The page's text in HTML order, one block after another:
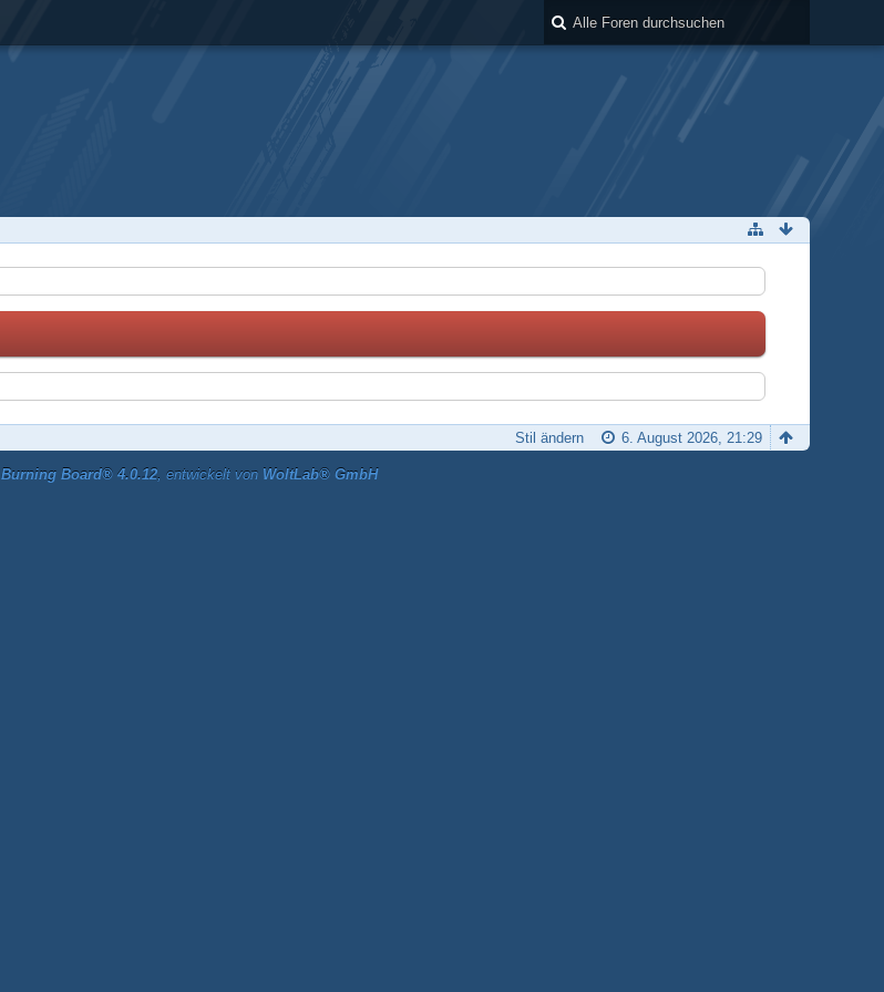
6. August 2026, 21:29
Stil ändern
Burning Board® 4.0.12, entwickelt von WoltLab® GmbH